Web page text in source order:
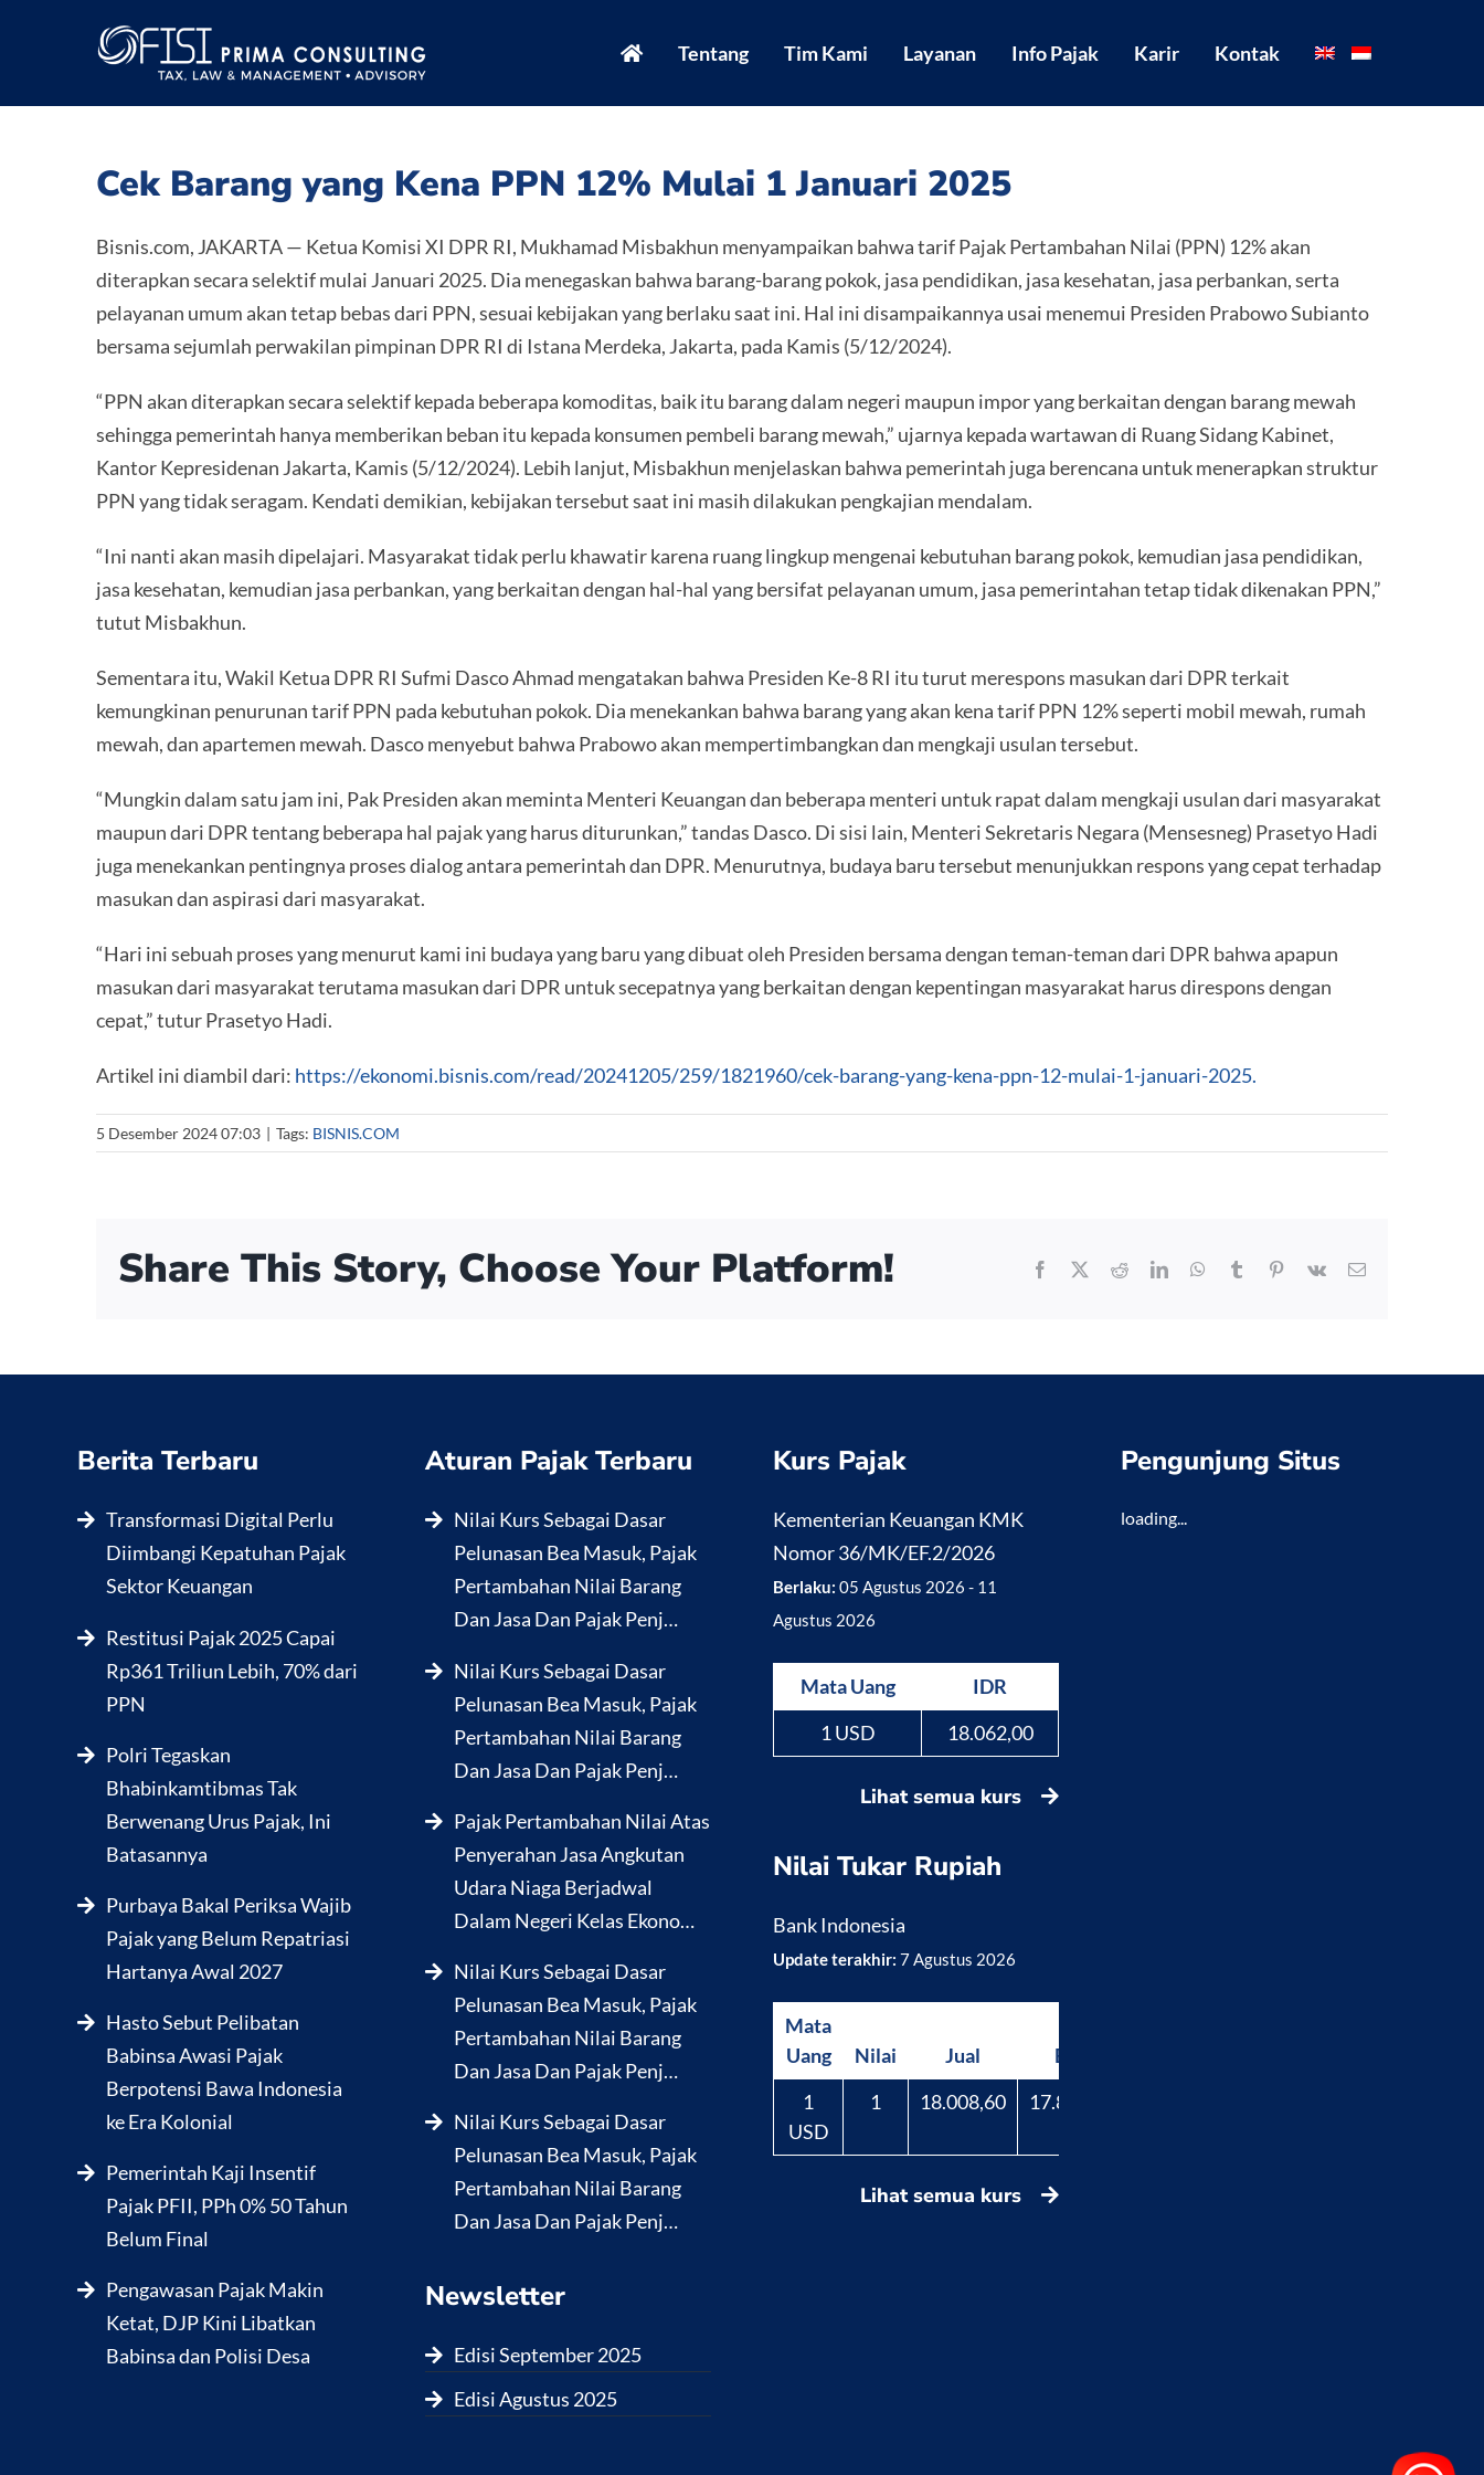
Tentang Tim Kami Layanan Info Pajak Karir Kontak
Cek Barang yang Kena PPN 12% Mulai 1 Januari 2025
Bisnis.com, JAKARTA — Ketua Komisi XI DPR RI, Mukhamad Misbakhun menyampaikan bahwa tarif Pajak Pertambahan Nilai (PPN) 12% akan
diterapkan secara selektif mulai Januari 2025. Dia menegaskan bahwa barang-barang pokok, jasa pendidikan, jasa kesehatan, jasa perbankan, serta
pelayanan umum akan tetap bebas dari PPN, sesuai kebijakan yang berlaku saat ini. Hal ini disampaikannya usai menemui Presiden Prabowo Subianto
bersama sejumlah perwakilan pimpinan DPR RI di Istana Merdeka, Jakarta, pada Kamis (5/12/2024).
“PPN akan diterapkan secara selektif kepada beberapa komoditas, baik itu barang dalam negeri maupun impor yang berkaitan dengan barang mewah
sehingga pemerintah hanya memberikan beban itu kepada konsumen pembeli barang mewah,” ujarnya kepada wartawan di Ruang Sidang Kabinet,
Kantor Kepresidenan Jakarta, Kamis (5/12/2024). Lebih lanjut, Misbakhun menjelaskan bahwa pemerintah juga berencana untuk menerapkan struktur
PPN yang tidak seragam. Kendati demikian, kebijakan tersebut saat ini masih dilakukan pengkajian mendalam.
“Ini nanti akan masih dipelajari. Masyarakat tidak perlu khawatir karena ruang lingkup mengenai kebutuhan barang pokok, kemudian jasa pendidikan,
jasa kesehatan, kemudian jasa perbankan, yang berkaitan dengan hal-hal yang bersifat pelayanan umum, jasa pemerintahan tetap tidak dikenakan PPN,”
tutut Misbakhun.
Sementara itu, Wakil Ketua DPR RI Sufmi Dasco Ahmad mengatakan bahwa Presiden Ke-8 RI itu turut merespons masukan dari DPR terkait
kemungkinan penurunan tarif PPN pada kebutuhan pokok. Dia menekankan bahwa barang yang akan kena tarif PPN 12% seperti mobil mewah, rumah
mewah, dan apartemen mewah. Dasco menyebut bahwa Prabowo akan mempertimbangkan dan mengkaji usulan tersebut.
“Mungkin dalam satu jam ini, Pak Presiden akan meminta Menteri Keuangan dan beberapa menteri untuk rapat dalam mengkaji usulan dari masyarakat
maupun dari DPR tentang beberapa hal pajak yang harus diturunkan,” tandas Dasco. Di sisi lain, Menteri Sekretaris Negara (Mensesneg) Prasetyo Hadi
juga menekankan pentingnya proses dialog antara pemerintah dan DPR. Menurutnya, budaya baru tersebut menunjukkan respons yang cepat terhadap
masukan dan aspirasi dari masyarakat.
“Hari ini sebuah proses yang menurut kami ini budaya yang baru yang dibuat oleh Presiden bersama dengan teman-teman dari DPR bahwa apapun
masukan dari masyarakat terutama masukan dari DPR untuk secepatnya yang berkaitan dengan kepentingan masyarakat harus direspons dengan
cepat,” tutur Prasetyo Hadi.
Artikel ini diambil dari: https://ekonomi.bisnis.com/read/20241205/259/1821960/cek-barang-yang-kena-ppn-12-mulai-1-januari-2025.
5 Desember 2024 07:03 | Tags: BISNIS.COM
Share This Story, Choose Your Platform! Facebook RedditLinkedInWhatsApp
Tumblr Pinterest
Vk Email
Berita Terbaru
Transformasi Digital Perlu
Diimbangi Kepatuhan Pajak
Sektor Keuangan
Restitusi Pajak 2025 Capai
Rp361 Triliun Lebih, 70% dari
PPN
Polri Tegaskan
Bhabinkamtibmas Tak
Berwenang Urus Pajak, Ini
Batasannya
Purbaya Bakal Periksa Wajib
Pajak yang Belum Repatriasi
Hartanya Awal 2027
Hasto Sebut Pelibatan
Babinsa Awasi Pajak
Berpotensi Bawa Indonesia
ke Era Kolonial
Pemerintah Kaji Insentif
Pajak PFII, PPh 0% 50 Tahun
Belum Final
Pengawasan Pajak Makin
Ketat, DJP Kini Libatkan
Babinsa dan Polisi Desa
Aturan Pajak Terbaru
Nilai Kurs Sebagai Dasar
Pelunasan Bea Masuk, Pajak
Pertambahan Nilai Barang
Dan Jasa Dan Pajak Penj…
Nilai Kurs Sebagai Dasar
Pelunasan Bea Masuk, Pajak
Pertambahan Nilai Barang
Dan Jasa Dan Pajak Penj…
Pajak Pertambahan Nilai Atas
Penyerahan Jasa Angkutan
Udara Niaga Berjadwal
Dalam Negeri Kelas Ekono…
Nilai Kurs Sebagai Dasar
Pelunasan Bea Masuk, Pajak
Pertambahan Nilai Barang
Dan Jasa Dan Pajak Penj…
Nilai Kurs Sebagai Dasar
Pelunasan Bea Masuk, Pajak
Pertambahan Nilai Barang
Dan Jasa Dan Pajak Penj…
Newsletter
Edisi September 2025
Edisi Agustus 2025
Kurs Pajak
Kementerian Keuangan KMK
Nomor 36/MK/EF.2/2026
Berlaku: 05 Agustus 2026 - 11
Agustus 2026
Mata Uang
IDR
1 USD
18.062,00
Lihat semua kurs
Nilai Tukar Rupiah
Bank Indonesia
Update terakhir: 7 Agustus 2026
Mata
Uang
Nilai Jual
Beli
1
USD
1 18.008,60 17.829,40
Lihat semua kurs
Pengunjung Situs
loading...